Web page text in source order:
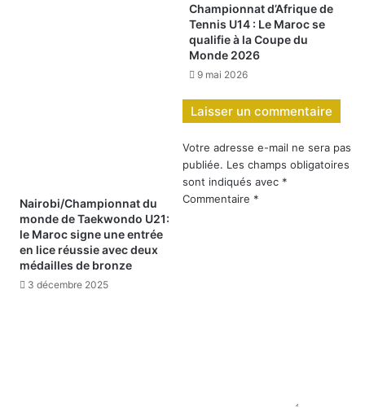
Championnat d’Afrique de
Tennis U14 : Le Maroc se
qualifie à la Coupe du
Monde 2026
9 mai 2026
Nairobi/Championnat du
monde de Taekwondo U21:
le Maroc signe une entrée
en lice réussie avec deux
médailles de bronze
3 décembre 2025
Laisser un commentaire
Votre adresse e-mail ne sera pas
publiée. Les champs obligatoires
sont indiqués avec *
Commentaire *